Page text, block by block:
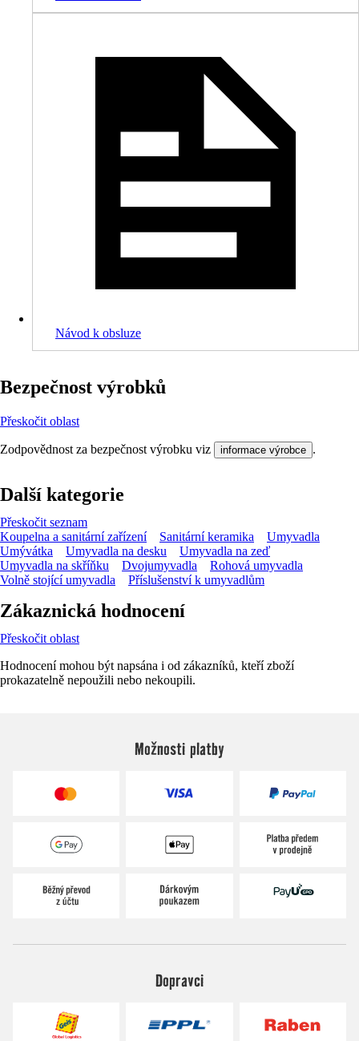
Návod k obsluze
Bezpečnost výrobků
Přeskočit oblast
Zodpovědnost za bezpečnost výrobku viz informace výrobce .
Další kategorie
Přeskočit seznam
Koupelna a sanitární zařízení
Sanitární keramika
Umyvadla
Umývátka
Umyvadla na desku
Umyvadla na zeď
Umyvadla na skříňku
Dvojumyvadla
Rohová umyvadla
Volně stojící umyvadla
Příslušenství k umyvadlům
Zákaznická hodnocení
Přeskočit oblast
Hodnocení mohou být napsána i od zákazníků, kteří zboží
prokazatelně nepoužili nebo nekoupili.
Možnosti platby
Dopravci